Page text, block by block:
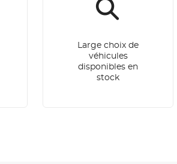
Large choix de
véhicules
disponibles en
stock